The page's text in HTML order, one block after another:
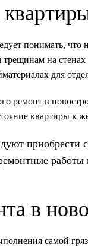
понимать, что
на
для
ремонт в
квартиры к
приобрести
в
самой